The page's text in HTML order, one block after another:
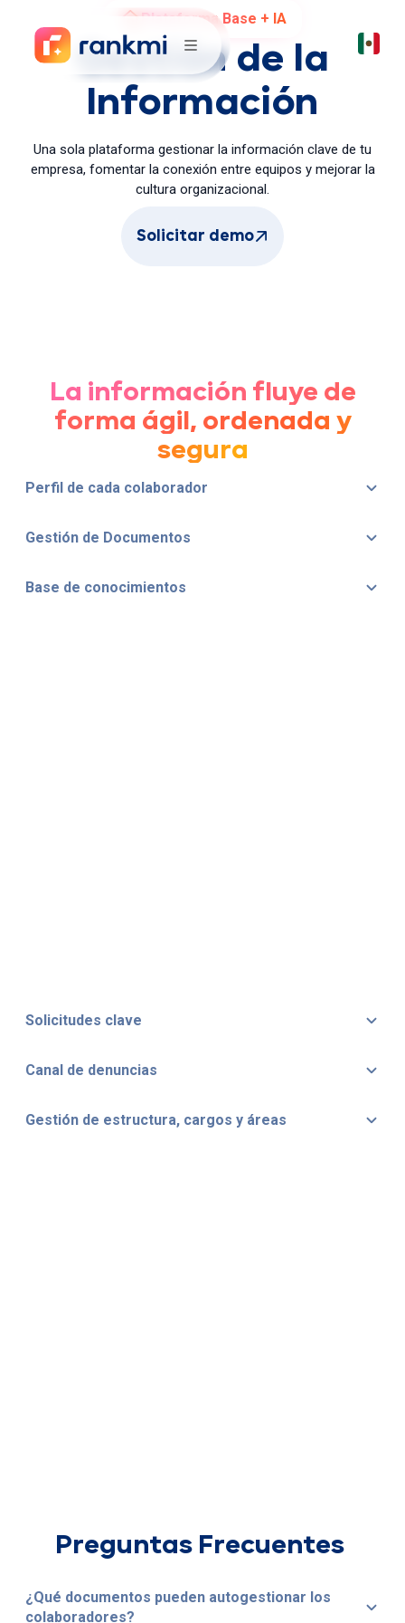
Plataforma Base + IA
Gestión de la
Información
Una sola plataforma gestionar la información clave de tu
empresa, fomentar la conexión entre equipos y mejorar la
cultura organizacional.
Solicitar demo
La información fluye de
forma ágil, ordenada y
segura
Perfil de cada colaborador
Gestión de Documentos
Base de conocimientos
Solicitudes clave
Canal de denuncias
Gestión de estructura, cargos y áreas
Preguntas Frecuentes
¿Qué documentos pueden autogestionar los
colaboradores?